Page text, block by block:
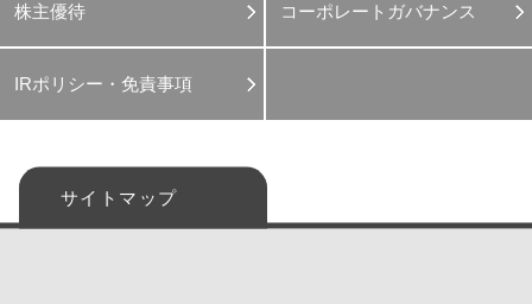
株主優待 コーポレートガバナンス
IRポリシー・免責事項
サイトマップ